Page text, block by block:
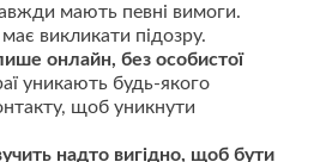
мають певні вимоги.
має викликати підозру.
онлайн, без особистої
уникають будь-якого
щоб уникнути
надто вигідно, щоб бути